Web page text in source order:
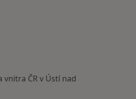
ČR v Ústí nad